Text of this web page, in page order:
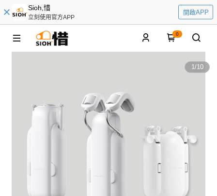
Sioh,惜
立刻使用官方APP
開啟APP
0
1/10